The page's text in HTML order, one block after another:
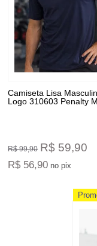
Camiseta Lisa
Logo 310603 Penalty
R$ 99,90 R$ 59,90
R$ 56,90 no pix